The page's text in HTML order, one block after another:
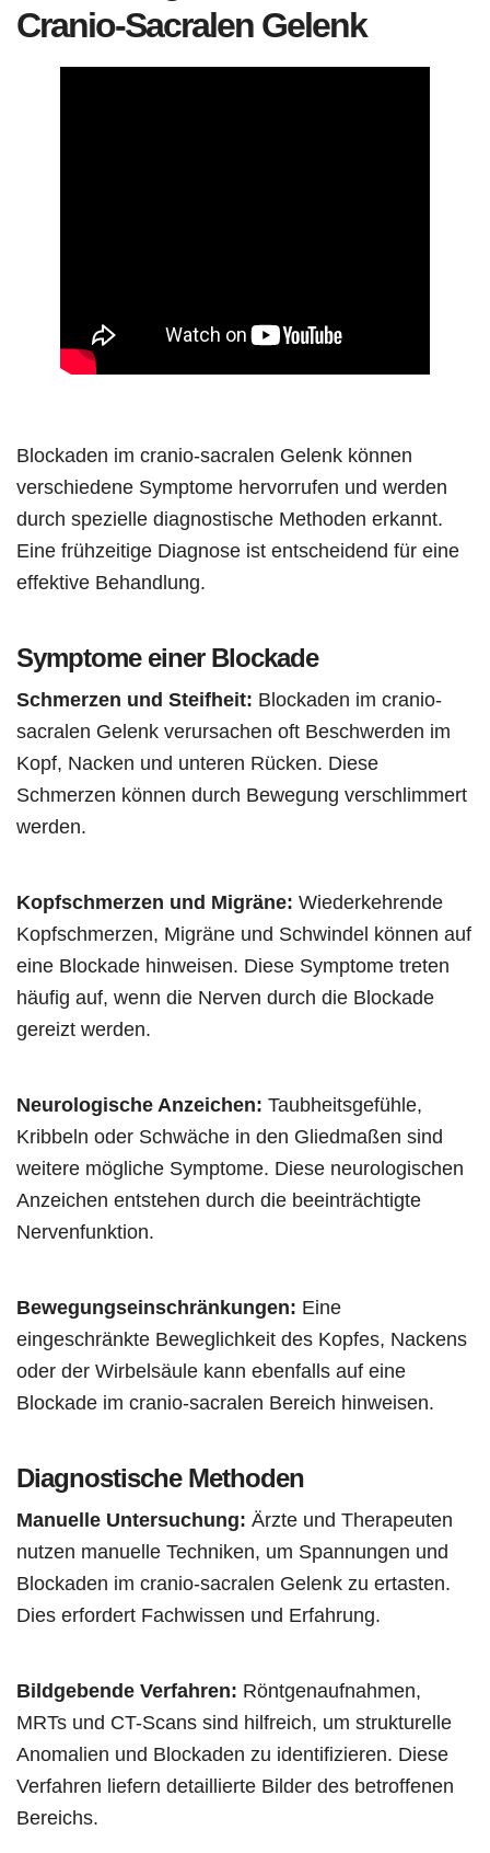
Cranio-Sacralen Gelenk
Blockaden im cranio-sacralen Gelenk können
verschiedene Symptome hervorrufen und werden
durch spezielle diagnostische Methoden erkannt.
Eine frühzeitige Diagnose ist entscheidend für eine
effektive Behandlung.
Symptome einer Blockade
Schmerzen und Steifheit: Blockaden im cranio-
sacralen Gelenk verursachen oft Beschwerden im
Kopf, Nacken und unteren Rücken. Diese
Schmerzen können durch Bewegung verschlimmert
werden.
Kopfschmerzen und Migräne: Wiederkehrende
Kopfschmerzen, Migräne und Schwindel können auf
eine Blockade hinweisen. Diese Symptome treten
häufig auf, wenn die Nerven durch die Blockade
gereizt werden.
Neurologische Anzeichen: Taubheitsgefühle,
Kribbeln oder Schwäche in den Gliedmaßen sind
weitere mögliche Symptome. Diese neurologischen
Anzeichen entstehen durch die beeinträchtigte
Nervenfunktion.
Bewegungseinschränkungen: Eine
eingeschränkte Beweglichkeit des Kopfes, Nackens
oder der Wirbelsäule kann ebenfalls auf eine
Blockade im cranio-sacralen Bereich hinweisen.
Diagnostische Methoden
Manuelle Untersuchung: Ärzte und Therapeuten
nutzen manuelle Techniken, um Spannungen und
Blockaden im cranio-sacralen Gelenk zu ertasten.
Dies erfordert Fachwissen und Erfahrung.
Bildgebende Verfahren: Röntgenaufnahmen,
MRTs und CT-Scans sind hilfreich, um strukturelle
Anomalien und Blockaden zu identifizieren. Diese
Verfahren liefern detaillierte Bilder des betroffenen
Bereichs.